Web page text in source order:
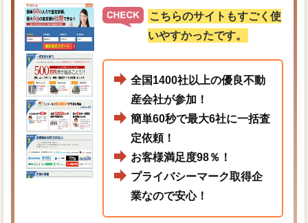
こちらのサイトもすごく使
いやすかったです。
全国1400社以上の優良不動
産会社が参加！
簡単60秒で最大6社に一括査
定依頼！
お客様満足度98％！
プライバシーマーク取得企
業なので安心！